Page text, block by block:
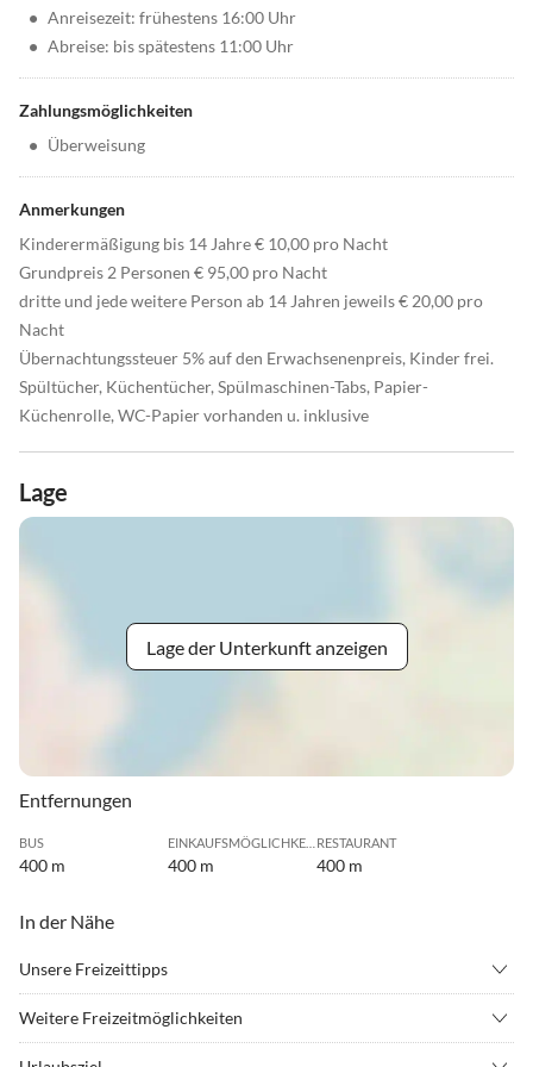
• Anreisezeit: frühestens 16:00 Uhr
• Abreise: bis spätestens 11:00 Uhr
Zahlungsmöglichkeiten
• Überweisung
Anmerkungen
Kinderermäßigung bis 14 Jahre € 10,00 pro Nacht
Grundpreis 2 Personen € 95,00 pro Nacht
dritte und jede weitere Person ab 14 Jahren jeweils € 20,00 pro
Nacht
Übernachtungssteuer 5% auf den Erwachsenenpreis, Kinder frei.
Spültücher, Küchentücher, Spülmaschinen-Tabs, Papier-
Küchenrolle, WC-Papier vorhanden u. inklusive
Lage
Lage der Unterkunft anzeigen
Entfernungen
BUS
400 m
EINKAUFSMÖGLICHKEIT
400 m
RESTAURANT
400 m
In der Nähe
Unsere Freizeittipps
Weitere Freizeitmöglichkeiten